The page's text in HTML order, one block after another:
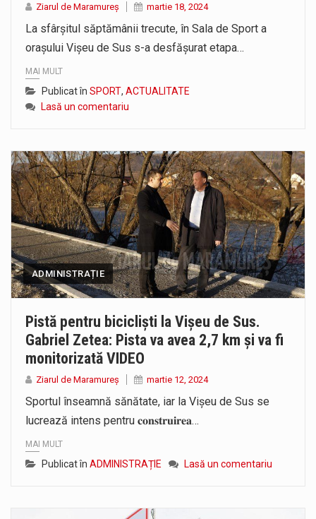
Ziarul de Maramureș martie 18, 2024
La sfârșitul săptămânii trecute, în Sala de Sport a
orașului Vișeu de Sus s-a desfășurat etapa…
MAI MULT
Publicat în SPORT, ACTUALITATE
Lasă un comentariu
ADMINISTRAȚIE
Pistă pentru bicicliști la Vișeu de Sus.
Gabriel Zetea: Pista va avea 2,7 km și va fi
monitorizată VIDEO
Ziarul de Maramureș martie 12, 2024
Sportul înseamnă sănătate, iar la Vișeu de Sus se
lucrează intens pentru 𝐜𝐨𝐧𝐬𝐭𝐫𝐮𝐢𝐫𝐞𝐚…
MAI MULT
Publicat în ADMINISTRAȚIE Lasă un comentariu